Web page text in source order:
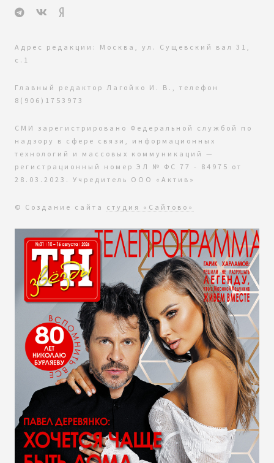
Адрес редакции: Москва, ул. Сущевский вал 31,
с.1
Главный редактор Лагойко И. В., телефон
8(906)1753973
СМИ зарегистрировано Федеральной службой по
надзору в сфере связи, информационных
технологий и массовых коммуникаций —
регистрационный номер ЭЛ № ФС 77 - 84975 от
28.03.2023. Учредитель ООО «Актив»
© Создание сайта студия «Сайтово»